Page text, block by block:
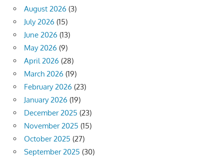
August 2026 (3)
July 2026 (15)
June 2026 (13)
May 2026 (9)
April 2026 (28)
March 2026 (19)
February 2026 (23)
January 2026 (19)
December 2025 (23)
November 2025 (15)
October 2025 (27)
September 2025 (30)